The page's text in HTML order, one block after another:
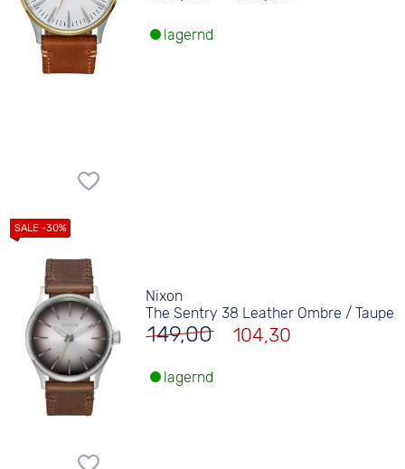
lagernd
Nixon
The Sentry 38 Leather Ombre / Taupe
149,00 104,30
lagernd